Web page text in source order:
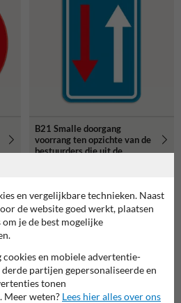
B21 Smalle doorgang
voorrang ten opzichte van de
bestuurders die uit de
en vergelijkbare technieken. Naast
de website goed werkt, plaatsen
je de best mogelijke
en mobiele advertentie-
partijen gepersonaliseerde en
tonen
Meer weten? Lees hier alles over ons